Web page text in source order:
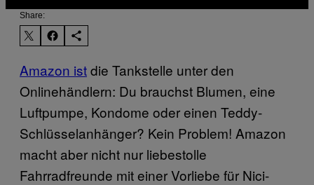
Share:
Amazon istdie Tankstelle unter den
Onlinehändlern: Du brauchst Blumen, eine
Luftpumpe, Kondome oder einen Teddy-
Schlüsselanhänger? Kein Problem! Amazon
macht aber nicht nur liebestolle
Fahrradfreunde mit einer Vorliebe für Nici-